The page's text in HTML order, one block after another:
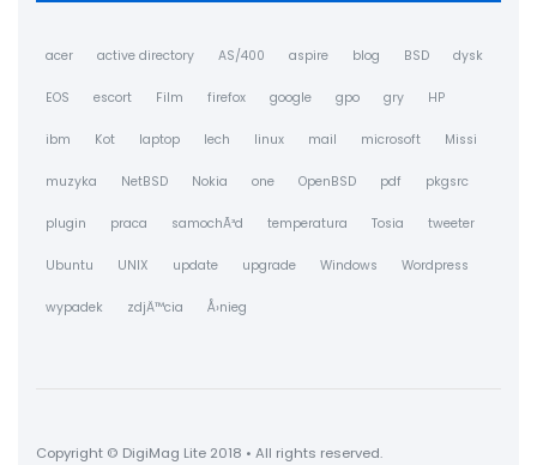
acer active directory AS/400 aspire blog BSD dysk
EOS escort Film firefox google gpo gry HP
ibm Kot laptop lech linux mail microsoft Missi
muzyka NetBSD Nokia one OpenBSD pdf pkgsrc
plugin praca samochÃ³d temperatura Tosia tweeter
Ubuntu UNIX update upgrade Windows Wordpress
wypadek zdjÄ™cia Å›nieg
Copyright © DigiMag Lite 2018 • All rights reserved.